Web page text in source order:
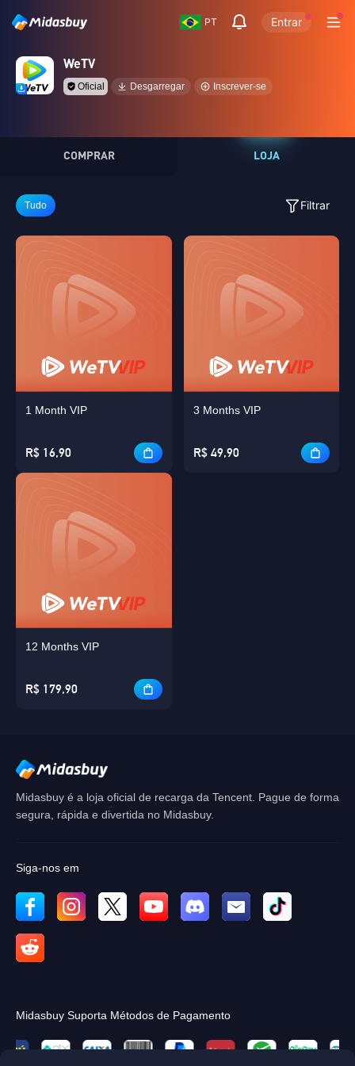
PT Entrar
WeTV
Oficial Desgarregar Inscrever-se
Singapore
COMPRAR LOJA
Tudo Filtrar
1 Month VIP
R$ 16,90
3 Months VIP
R$ 49,90
12 Months VIP
R$ 179,90
Midasbuy é a loja oficial de recarga da Tencent. Pague de forma
segura, rápida e divertida no Midasbuy.
Siga-nos em
Midasbuy Suporta Métodos de Pagamento